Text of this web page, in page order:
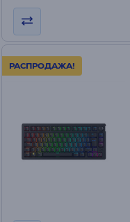
РАСПРОДАЖА!